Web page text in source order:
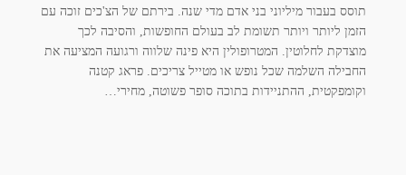
תוסס בעבור מיליוני בני אדם מדי שנה. בירתם של הצ'כים זוכה עם
הזמן ליותר ויותר תשומת לב בעולם החופשות, והסיבה לכך
מוצדקת לחלוטין. המטרופולין היא פינה שלווה ורגועה המציעה את
החבילה השלמה שכל נופש או מטייל צריכים. פראג קטנה
וקומפקטית, ההתניידות בתוכה סופר פשוטה, מחירי…